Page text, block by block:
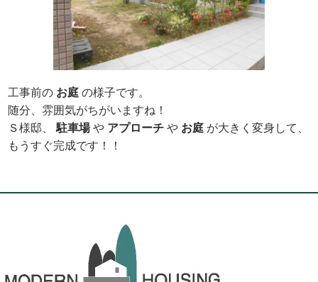
工事前の お庭の様子です。
随分、雰囲気がちがいますね！
Ｓ様邸、駐車場や アプローチや お庭 が大きく変身して、
もうすぐ完成です！！